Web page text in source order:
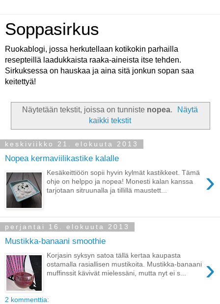
Soppasirkus
Ruokablogi, jossa herkutellaan kotikokin parhailla
resepteillä laadukkaista raaka-aineista itse tehden.
Sirkuksessa on hauskaa ja aina sitä jonkun sopan saa
keitettyä!
Näytetään tekstit, joissa on tunniste nopea.
Näytä
kaikki tekstit
keskiviikko 21. elokuuta 2013
Nopea kermaviilikastike kalalle
›
Kesäkeittiöön sopii hyvin kylmät kastikkeet. Tämä
ohje on helppo ja nopea! Monesti kalan kanssa
tarjotaan sitruunalla ja tillillä maustett...
perjantai 16. elokuuta 2013
Mustikka-banaani smoothie
›
Korjasin syksyn satoa tällä kertaa kaupasta
ostamalla rasiallisen mustikoita. Mustikka-banaani
muffinssit kävivät mielessäni, mutta nyt ei s...
2 kommenttia: